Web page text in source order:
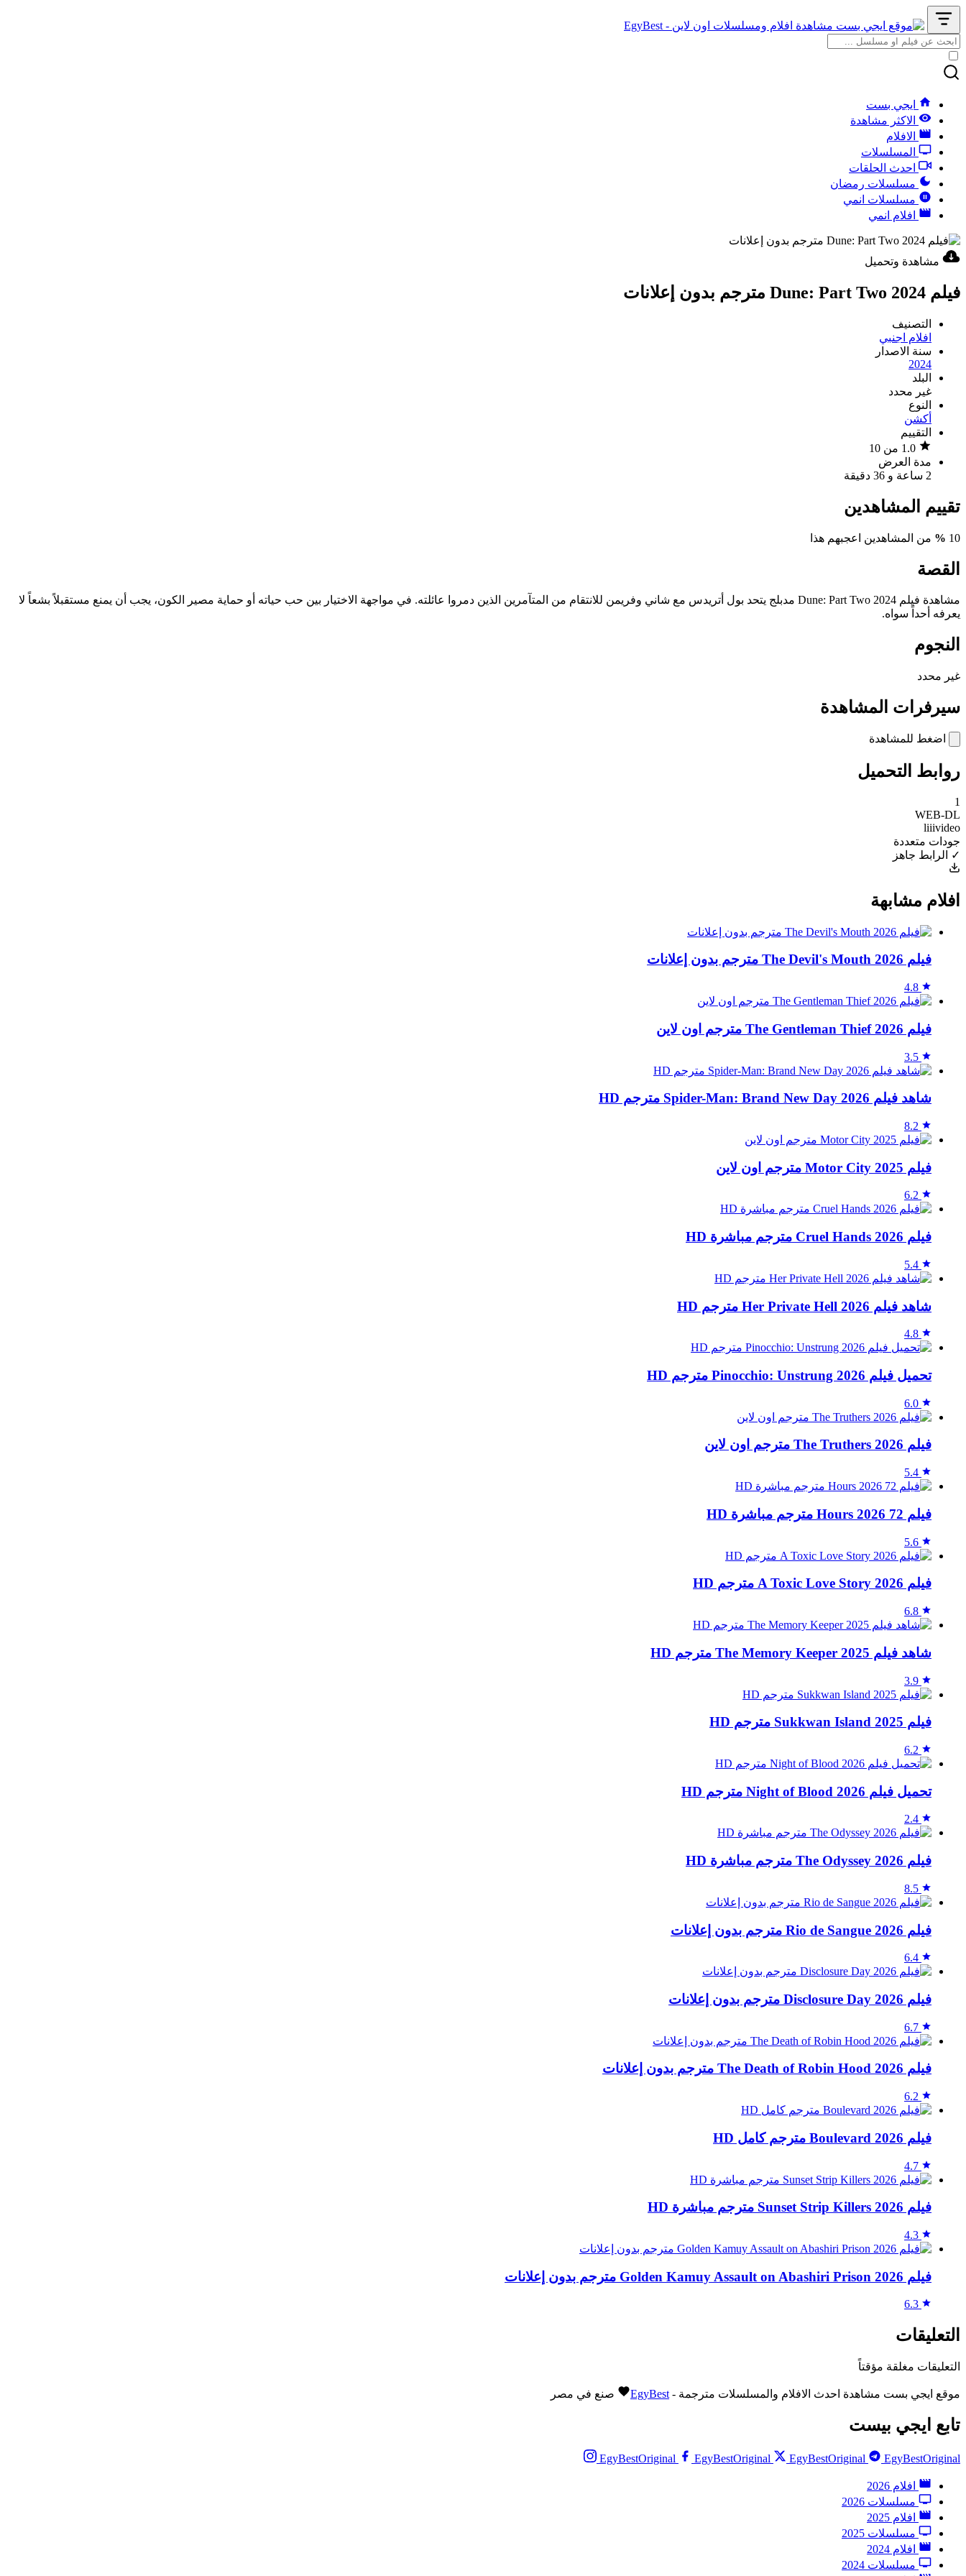
ايجي بست
الاكثر مشاهدة
الافلام
المسلسلات
احدث الحلقات
مسلسلات رمضان
مسلسلات انمي
افلام انمي
مشاهدة وتحميل
فيلم Dune: Part Two 2024 مترجم بدون إعلانات
التصنيف
افلام اجنبي
سنة الاصدار
2024
البلد
غير محدد
النوع
أكشن
التقييم
مدة العرض
2 ساعة و 36 دقيقة
تقييم المشاهدين
10
% من المشاهدين اعجبهم هذا
القصة
مشاهدة فيلم Dune: Part Two 2024 مدبلج يتحد بول أتريدس مع شاني وفريمن للانتقام من المتآمرين الذين دمروا عائلته. في مواجهة الاختيار بين حب حياته أو حماية مصير الكون، يجب أن يمنع مستقبلاً بشعاً لا
يعرفه أحداً سواه.
النجوم
غير محدد
سيرفرات المشاهدة
اضغط للمشاهدة
روابط التحميل
1
WEB-DL
liiivideo
جودات متعددة
✓ الرابط جاهز
افلام مشابهة
فيلم The Devil's Mouth 2026 مترجم بدون إعلانات
4.8
فيلم The Gentleman Thief 2026 مترجم اون لاين
3.5
شاهد فيلم Spider-Man: Brand New Day 2026 مترجم HD
8.2
فيلم Motor City 2025 مترجم اون لاين
6.2
فيلم Cruel Hands 2026 مترجم مباشرة HD
5.4
شاهد فيلم Her Private Hell 2026 مترجم HD
4.8
تحميل فيلم Pinocchio: Unstrung 2026 مترجم HD
6.0
فيلم The Truthers 2026 مترجم اون لاين
5.4
فيلم 72 Hours 2026 مترجم مباشرة HD
5.6
فيلم A Toxic Love Story 2026 مترجم HD
6.8
شاهد فيلم The Memory Keeper 2025 مترجم HD
3.9
فيلم Sukkwan Island 2025 مترجم HD
6.2
تحميل فيلم Night of Blood 2026 مترجم HD
2.4
فيلم The Odyssey 2026 مترجم مباشرة HD
8.5
فيلم Rio de Sangue 2026 مترجم بدون إعلانات
6.4
فيلم Disclosure Day 2026 مترجم بدون إعلانات
6.7
فيلم The Death of Robin Hood 2026 مترجم بدون إعلانات
6.2
فيلم Boulevard 2026 مترجم كامل HD
4.7
فيلم Sunset Strip Killers 2026 مترجم مباشرة HD
4.3
فيلم Golden Kamuy Assault on Abashiri Prison 2026 مترجم بدون إعلانات
6.3
التعليقات
التعليقات مغلقة مؤقتاً
موقع ايجي بست مشاهدة احدث الافلام والمسلسلات مترجمة - EgyBest صنع في مصر
تابع ايجي بيست
EgyBestOriginal EgyBestOriginal EgyBestOriginal EgyBestOriginal
افلام 2026
مسلسلات 2026
افلام 2025
مسلسلات 2025
افلام 2024
مسلسلات 2024